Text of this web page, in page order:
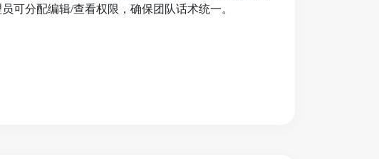
员可分配编辑/查看权限，确保团队话术统一。